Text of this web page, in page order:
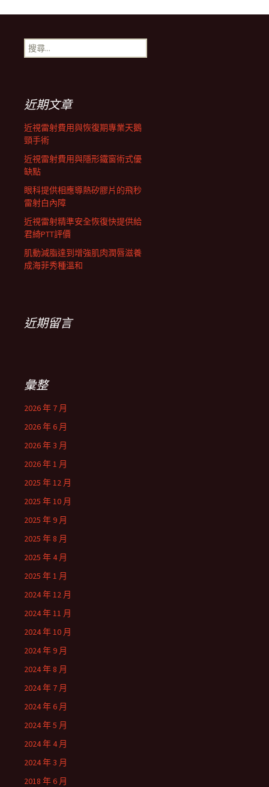
導
航
列
搜
尋
近期文章
近視雷射費用與恢復期專業天鵝
頸手術
近視雷射費用與隱形鐵窗術式優
缺點
眼科提供相應導熱矽膠片的飛秒
雷射白內障
近視雷射精準安全恢復快提供給
君綺PTT評價
肌動減脂達到增強肌肉潤唇滋養
成海菲秀種溫和
近期留言
彙整
2026 年 7 月
2026 年 6 月
2026 年 3 月
2026 年 1 月
2025 年 12 月
2025 年 10 月
2025 年 9 月
2025 年 8 月
2025 年 4 月
2025 年 1 月
2024 年 12 月
2024 年 11 月
2024 年 10 月
2024 年 9 月
2024 年 8 月
2024 年 7 月
2024 年 6 月
2024 年 5 月
2024 年 4 月
2024 年 3 月
2018 年 6 月